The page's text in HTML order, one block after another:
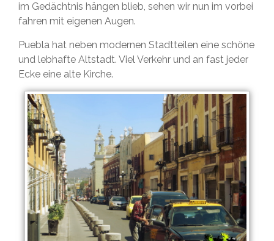
im Gedächtnis hängen blieb, sehen wir nun im vorbei
fahren mit eigenen Augen.
Puebla hat neben modernen Stadtteilen eine schöne
und lebhafte Altstadt. Viel Verkehr und an fast jeder
Ecke eine alte Kirche.